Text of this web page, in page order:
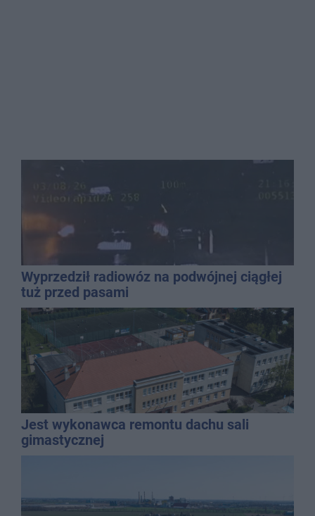
Wyprzedził radiowóz na podwójnej ciągłej
tuż przed pasami
Jest wykonawca remontu dachu sali
gimastycznej